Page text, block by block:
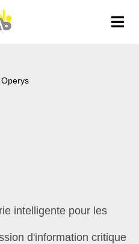
Operys
intelligente pour les
d'information critique